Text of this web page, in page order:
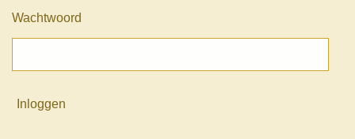
Wachtwoord
Inloggen